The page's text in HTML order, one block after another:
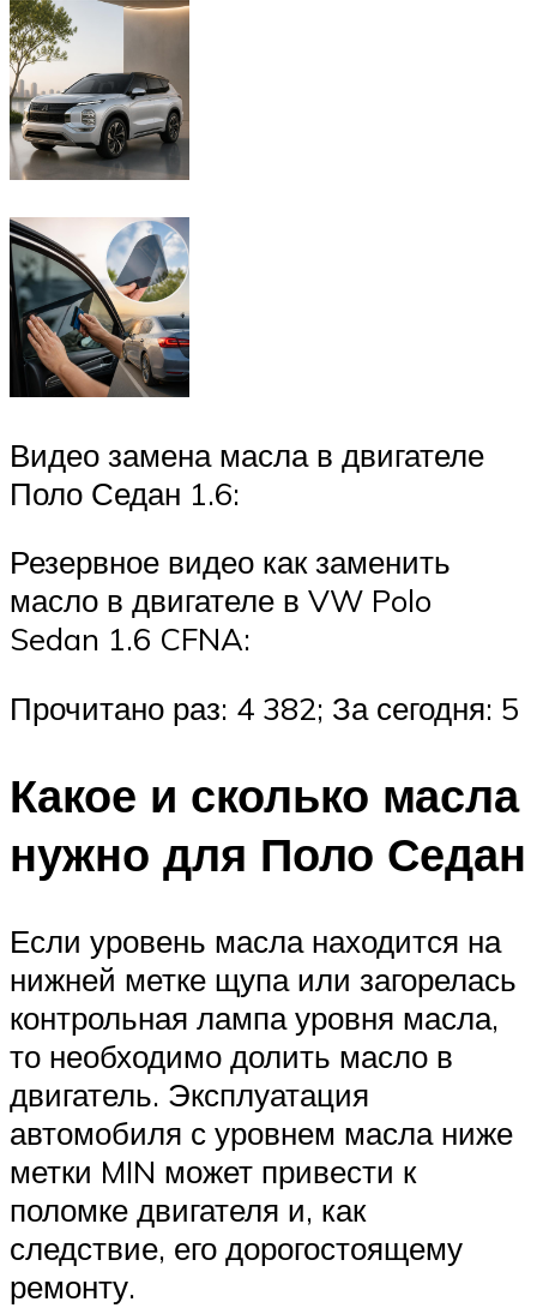
Видео замена масла в двигателе
Поло Седан 1.6:
Резервное видео как заменить
масло в двигателе в VW Polo
Sedan 1.6 CFNA:
Прочитано раз: 4 382; За сегодня: 5
Какое и сколько масла
нужно для Поло Седан
Если уровень масла находится на
нижней метке щупа или загорелась
контрольная лампа уровня масла,
то необходимо долить масло в
двигатель. Эксплуатация
автомобиля с уровнем масла ниже
метки MIN может привести к
поломке двигателя и, как
следствие, его дорогостоящему
ремонту.